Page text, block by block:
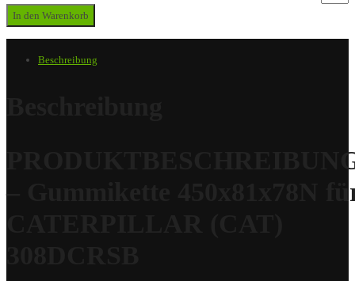
In den Warenkorb
Beschreibung
– Gummikette 450x81x78N